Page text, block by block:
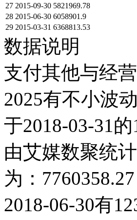
27 2015-09-30 5821969.78
28 2015-06-30 6058901.9
29 2015-03-31 6368813.53
数据说明
支付其他与经
2025有不小波
于2018-03-31
由艾媒数聚统
为：
2018-06-30有